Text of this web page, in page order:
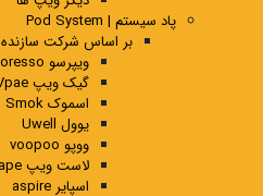
پاد سیستم | Pod System
بر اساس شرکت سازنده
ویپرسو Vaporesso
گیک ویپ Geek Vpae
اسموک Smok
یوول Uwell
ووپو voopoo
لاست ویپ Lost Vape
اسپایر aspire